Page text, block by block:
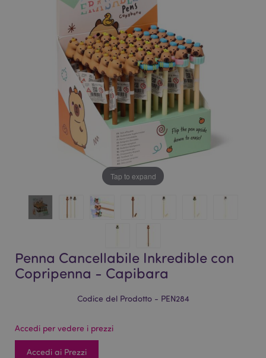
Tap to expand
Penna Cancellabile Inkredible con
Copripenna - Capibara
Codice del Prodotto - PEN284
Accedi per vedere i prezzi
Accedi ai Prezzi